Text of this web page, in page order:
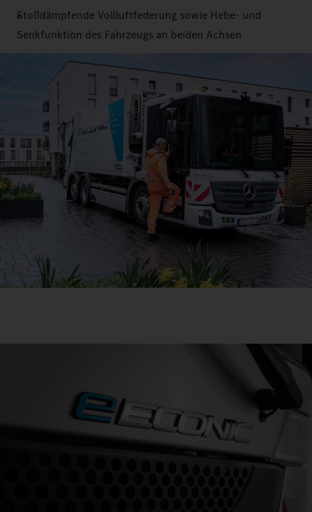
Stoßdämpfende Vollluftfederung sowie Hebe- und
Senkfunktion des Fahrzeugs an beiden Achsen